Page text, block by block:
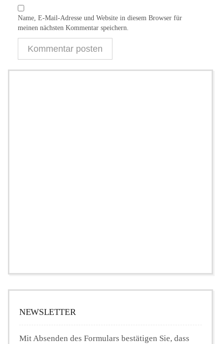
Name, E-Mail-Adresse und Website in diesem Browser für
meinen nächsten Kommentar speichern.
NEWSLETTER
Mit Absenden des Formulars bestätigen Sie, dass